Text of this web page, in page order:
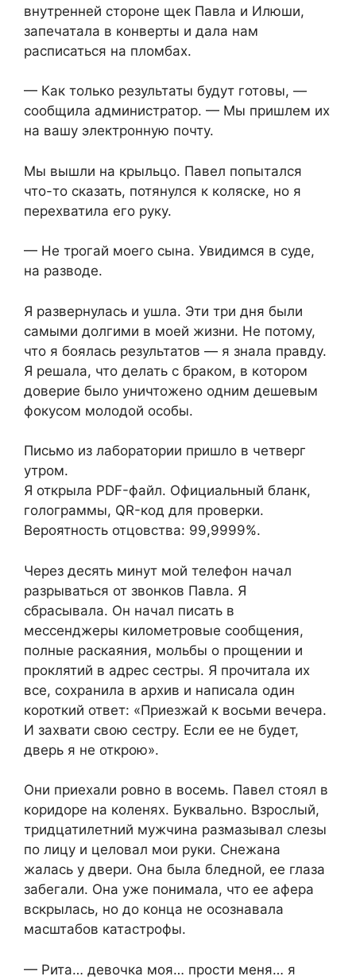
внутренней стороне щек Павла и Илюши,
запечатала в конверты и дала нам
расписаться на пломбах.
— Как только результаты будут готовы, —
сообщила администратор. — Мы пришлем их
на вашу электронную почту.
Мы вышли на крыльцо. Павел попытался
что-то сказать, потянулся к коляске, но я
перехватила его руку.
— Не трогай моего сына. Увидимся в суде,
на разводе.
Я развернулась и ушла. Эти три дня были
самыми долгими в моей жизни. Не потому,
что я боялась результатов — я знала правду.
Я решала, что делать с браком, в котором
доверие было уничтожено одним дешевым
фокусом молодой особы.
Письмо из лаборатории пришло в четверг
утром.
Я открыла PDF-файл. Официальный бланк,
голограммы, QR-код для проверки.
Вероятность отцовства: 99,9999%.
Через десять минут мой телефон начал
разрываться от звонков Павла. Я
сбрасывала. Он начал писать в
мессенджеры километровые сообщения,
полные раскаяния, мольбы о прощении и
проклятий в адрес сестры. Я прочитала их
все, сохранила в архив и написала один
короткий ответ: «Приезжай к восьми вечера.
И захвати свою сестру. Если ее не будет,
дверь я не открою».
Они приехали ровно в восемь. Павел стоял в
коридоре на коленях. Буквально. Взрослый,
тридцатилетний мужчина размазывал слезы
по лицу и целовал мои руки. Снежана
жалась у двери. Она была бледной, ее глаза
забегали. Она уже понимала, что ее афера
вскрылась, но до конца не осознавала
масштабов катастрофы.
— Рита… девочка моя… прости меня… я